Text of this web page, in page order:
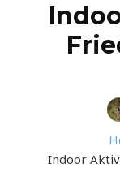
Indoor